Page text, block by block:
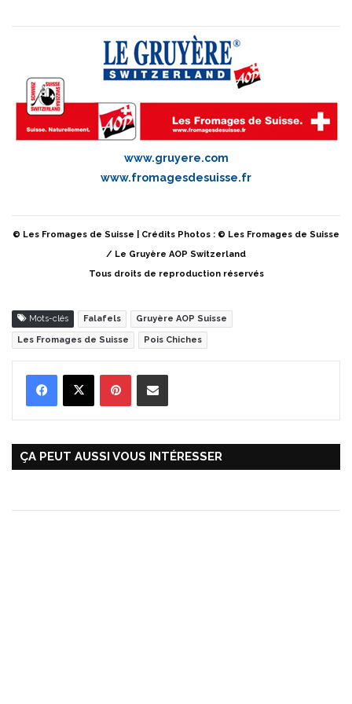
www.gruyere.com
www.fromagesdesuisse.fr
© Les Fromages de Suisse | Crédits Photos : © Les Fromages de Suisse
/ Le Gruyère AOP Switzerland
Tous droits de reproduction réservés
Mots-clés Falafels Gruyère AOP Suisse
Les Fromages de Suisse Pois Chiches
ÇA PEUT AUSSI VOUS INTÉRESSER